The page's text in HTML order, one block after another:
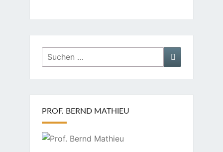
Suchen
nach:
Suchen
PROF. BERND MATHIEU